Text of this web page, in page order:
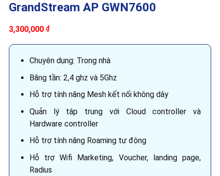
GrandStream AP GWN7600
3,300,000 ₫
Chuyên dụng: Trong nhà
Băng tần: 2,4 ghz và 5Ghz
Hỗ trợ tính năng Mesh kết nối không dây
Quản lý tập trung với Cloud controller và
Hardware controller
Hỗ trợ tính năng Roaming tự động
Hỗ trợ Wifi Marketing, Voucher, landing page,
Radius